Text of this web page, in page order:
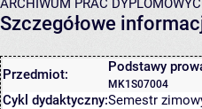
Szczegółowe
Przedmiot: Podstawy
MK1S07004
Cykl dydaktyczny:Semestr